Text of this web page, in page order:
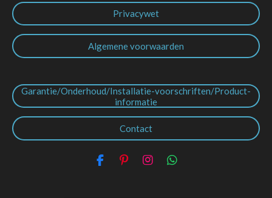
Privacywet
Algemene voorwaarden
Garantie/Onderhoud/Installatie-voorschriften/Product-
informatie
Contact
F
P
I
W